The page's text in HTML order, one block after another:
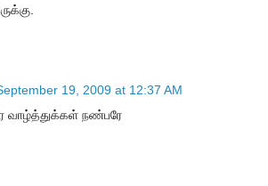
19, 2009 at 12:37 AM
வாழ்த்துக்கள் நண்பரே